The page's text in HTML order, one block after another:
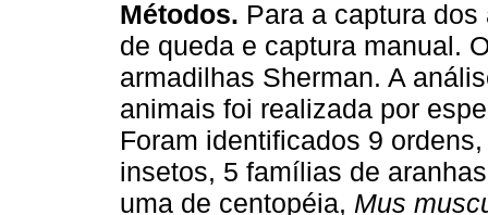
Métodos. Para a captura
de queda e captura manual.
armadilhas Sherman. A
animais foi realizada por
Foram identificados 9
insetos, 5 famílias de
uma de centopéia, Mus